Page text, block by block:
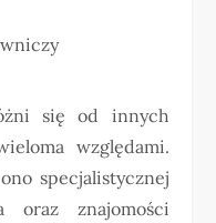
się od innych
względami.
specjalistycznej
oraz znajomości